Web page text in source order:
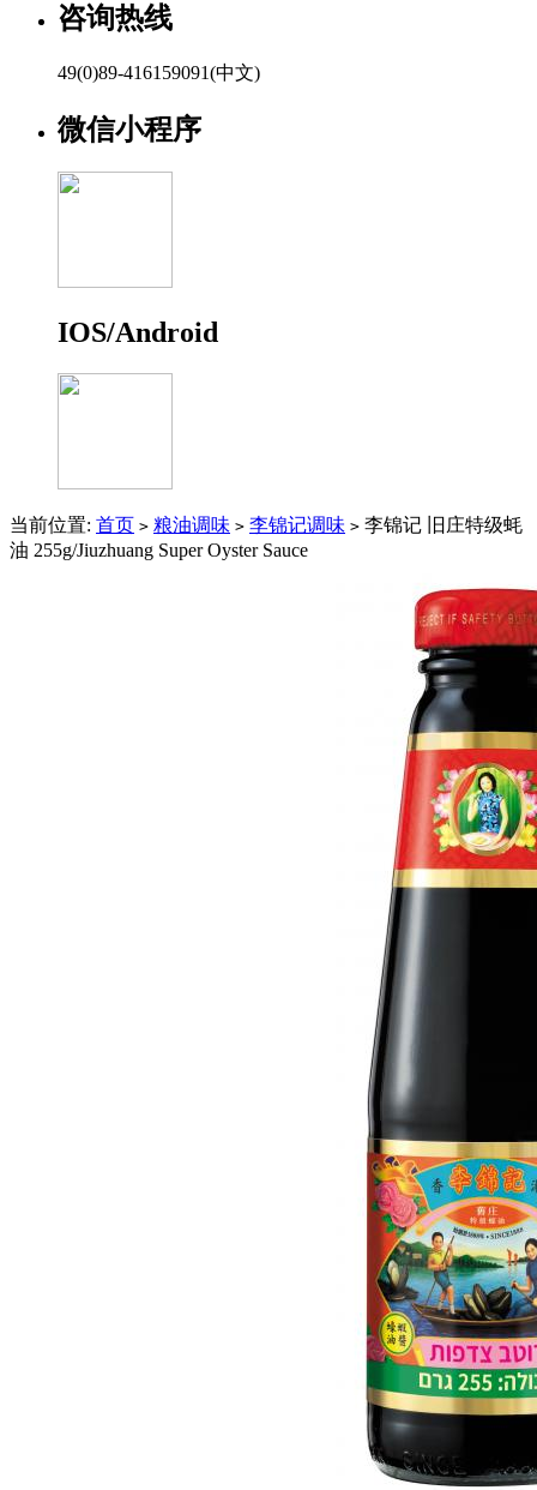
咨询热线
49(0)89-416159091(中文)
微信小程序
IOS/Android
当前位置: 首页 > 粮油调味 > 李锦记调味 > 李锦记 旧庄特级蚝
油 255g/Jiuzhuang Super Oyster Sauce